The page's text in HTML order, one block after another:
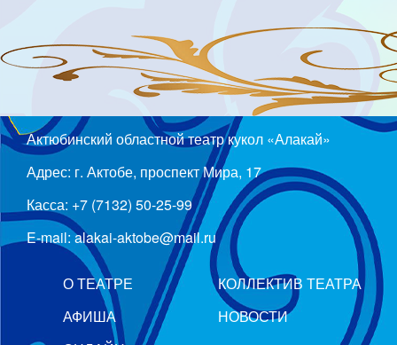
Актюбинский областной театр кукол «Алакай»
Адрес: г. Актобе, проспект Мира, 17
Касса: +7 (7132) 50-25-99
E-mail: alakai-aktobe@mail.ru
О ТЕАТРЕ
КОЛЛЕКТИВ ТЕАТРА
АФИША
НОВОСТИ